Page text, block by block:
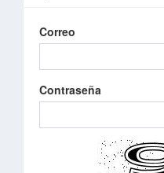
Correo
Contraseña